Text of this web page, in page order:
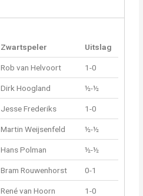
Zwartspeler Uitslag
Rob van Helvoort 1-0
Dirk Hoogland ½-½
Jesse Frederiks 1-0
Martin Weijsenfeld ½-½
Hans Polman ½-½
Bram Rouwenhorst 0-1
René van Hoorn 1-0